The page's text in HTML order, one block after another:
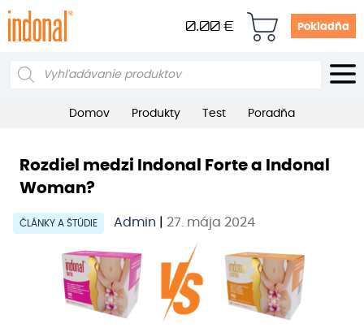
0.00 € Pokladňa
Products
Domov Produkty Test Poradňa
Rozdiel medzi Indonal Forte a Indonal
Woman?
ČLÁNKY A ŠTÚDIE Admin 27. mája 2024